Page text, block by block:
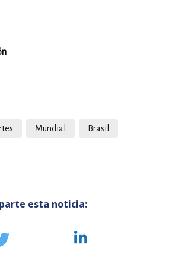
Mundial Brasil
esta noticia: